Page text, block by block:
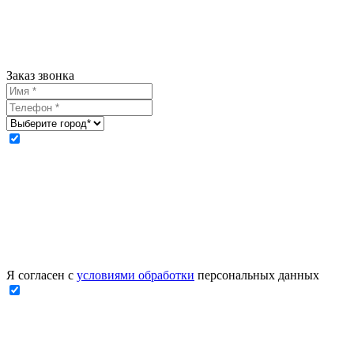
Заказ звонка
Я согласен с условиями обработки персональных данных